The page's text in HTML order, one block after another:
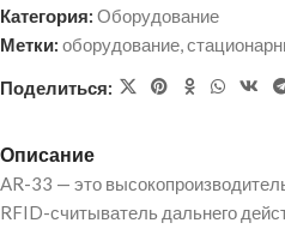
Категория: Оборудование
Метки: оборудование,
Поделиться:
Описание
AR-33 — это
RFID-считыватель дальнего